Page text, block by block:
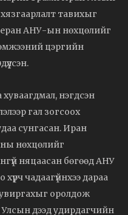
тавихыг
АНУ-ын нөхцөлийг
цэргийн
нэгдсэн
гал зогсоох
сунгасан. Иран
нөхцөлийг
няцаасан бөгөөд АНУ
чадаагүйнхээ дараа
оролдож
дээд удирдагчийн